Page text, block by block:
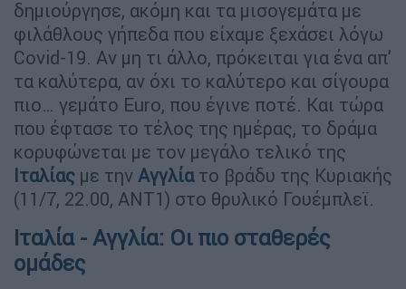
δημιούργησε, ακόμη και τα μισογεμάτα με
φιλάθλους γήπεδα που είχαμε ξεχάσει λόγω
Covid-19. Αν μη τι άλλο, πρόκειται για ένα απ’
τα καλύτερα, αν όχι το καλύτερο και σίγουρα
πιο… γεμάτο Euro, που έγινε ποτέ. Και τώρα
που έφτασε το τέλος της ημέρας, το δράμα
κορυφώνεται με τον μεγάλο τελικό της
Ιταλίας με την Αγγλία το βράδυ της Κυριακής
(11/7, 22.00, ΑΝΤ1) στο θρυλικό Γουέμπλεϊ.
Ιταλία - Αγγλία: Οι πιο σταθερές
ομάδες